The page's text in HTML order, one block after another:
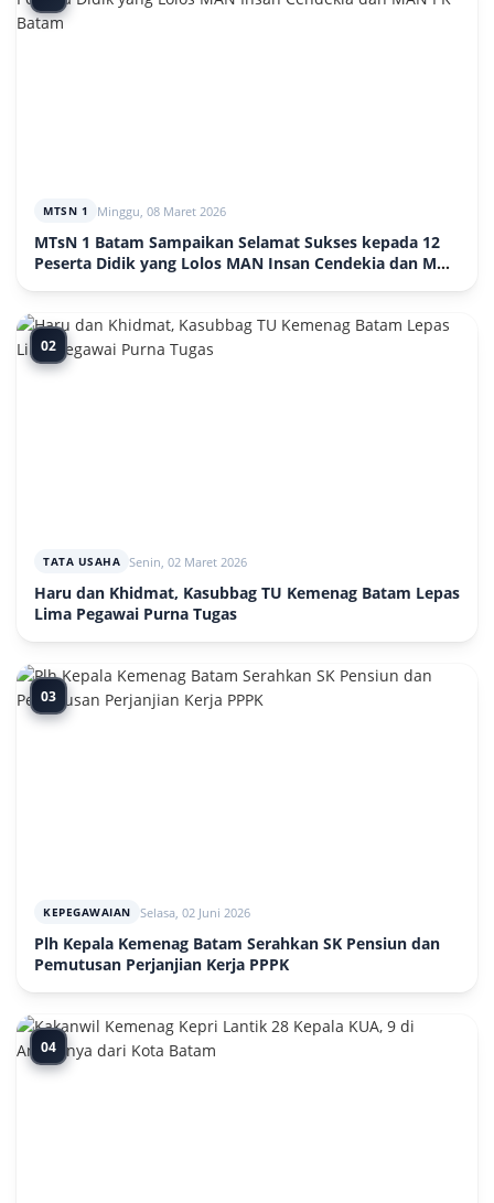
MTSN 1 Minggu, 08 Maret 2026
MTsN 1 Batam Sampaikan Selamat Sukses kepada 12
Peserta Didik yang Lolos MAN Insan Cendekia dan MAN
02
TATA USAHA Senin, 02 Maret 2026
Haru dan Khidmat, Kasubbag TU Kemenag Batam Lepas
Lima Pegawai Purna Tugas
03
KEPEGAWAIAN Selasa, 02 Juni 2026
Plh Kepala Kemenag Batam Serahkan SK Pensiun dan
Pemutusan Perjanjian Kerja PPPK
04